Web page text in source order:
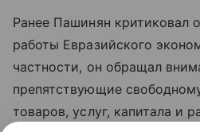
Ранее Пашинян критиковал
работы Евразийского
частности, он обращал
препятствующие
товаров, услуг, капитала и